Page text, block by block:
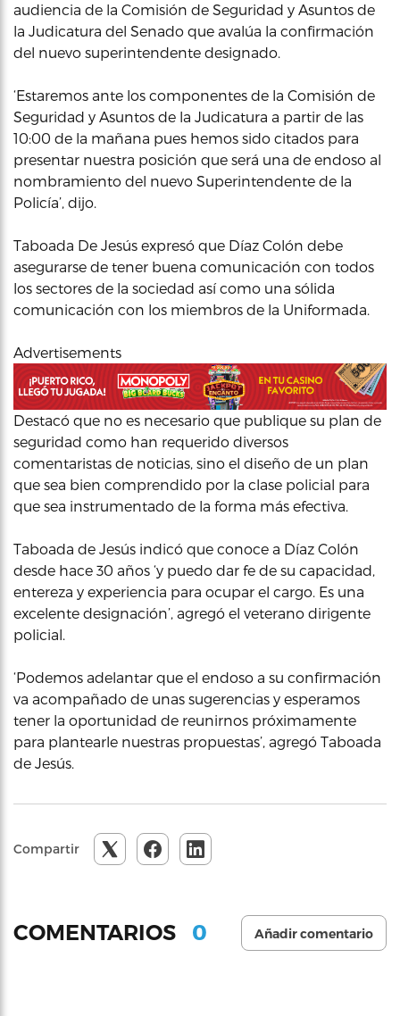
audiencia de la Comisión de Seguridad y Asuntos de
la Judicatura del Senado que avalúa la confirmación
del nuevo superintendente designado.
‘Estaremos ante los componentes de la Comisión de
Seguridad y Asuntos de la Judicatura a partir de las
10:00 de la mañana pues hemos sido citados para
presentar nuestra posición que será una de endoso al
nombramiento del nuevo Superintendente de la
Policía’, dijo.
Taboada De Jesús expresó que Díaz Colón debe
asegurarse de tener buena comunicación con todos
los sectores de la sociedad así como una sólida
comunicación con los miembros de la Uniformada.
Advertisements
Destacó que no es necesario que publique su plan de
seguridad como han requerido diversos
comentaristas de noticias, sino el diseño de un plan
que sea bien comprendido por la clase policial para
que sea instrumentado de la forma más efectiva.
Taboada de Jesús indicó que conoce a Díaz Colón
desde hace 30 años ‘y puedo dar fe de su capacidad,
entereza y experiencia para ocupar el cargo. Es una
excelente designación’, agregó el veterano dirigente
policial.
‘Podemos adelantar que el endoso a su confirmación
va acompañado de unas sugerencias y esperamos
tener la oportunidad de reunirnos próximamente
para plantearle nuestras propuestas’, agregó Taboada
de Jesús.
Compartir
COMENTARIOS 0 Añadir comentario